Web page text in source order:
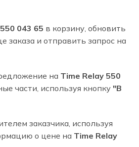
043 65 в корзину, обновить
заказа и отправить запрос на
на Time Relay 550
части, используя кнопку "В
заказчика, используя
о цене на Time Relay